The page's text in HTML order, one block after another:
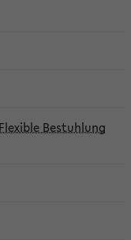
Bestuhlung